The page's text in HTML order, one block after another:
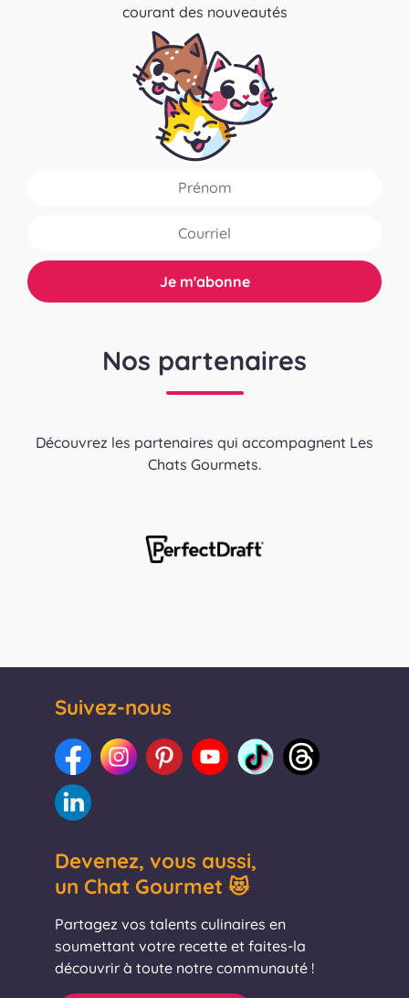
courant des nouveautés
Nos partenaires
Découvrez les partenaires qui accompagnent Les
Chats Gourmets.
Suivez-nous
Devenez, vous aussi,
un Chat Gourmet 😻
Partagez vos talents culinaires en
soumettant votre recette et faites-la
découvrir à toute notre communauté !